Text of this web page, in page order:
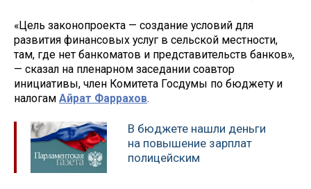
«Цель законопроекта — создание условий для
развития финансовых услуг в сельской местности,
там, где нет банкоматов и представительств банков»,
— сказал на пленарном заседании соавтор
инициативы, член Комитета Госдумы по бюджету и
налогам Айрат Фаррахов.
В бюджете нашли деньги
на повышение зарплат
полицейским